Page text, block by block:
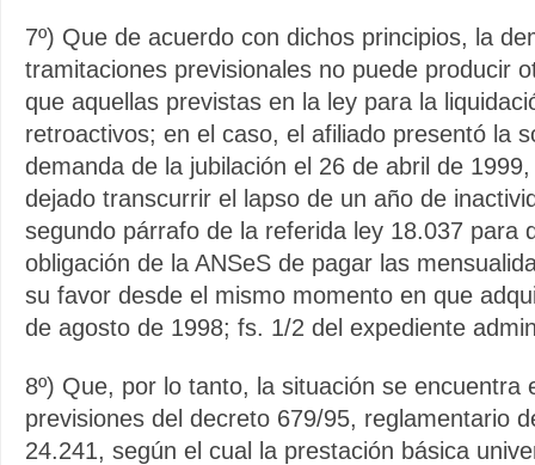
7º) Que de acuerdo con dichos principios, la
tramitaciones previsionales no puede producir
que aquellas previstas en la ley para la
retroactivos; en el caso, el afiliado presentó la
demanda de la jubilación el 26 de abril de
dejado transcurrir el lapso de un año de
segundo párrafo de la referida ley 18.037 para
obligación de la ANSeS de pagar las
su favor desde el mismo momento en que
de agosto de 1998; fs. 1/2 del expediente
8º) Que, por lo tanto, la situación se encuentra
previsiones del decreto 679/95, reglamentario
24.241, según el cual la prestación básica